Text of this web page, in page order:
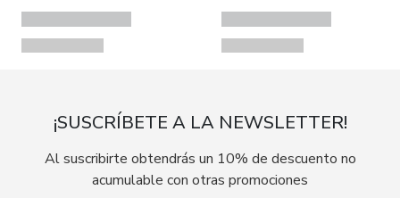
¡SUSCRÍBETE A LA NEWSLETTER!
Al suscribirte obtendrás un 10% de descuento no
acumulable con otras promociones